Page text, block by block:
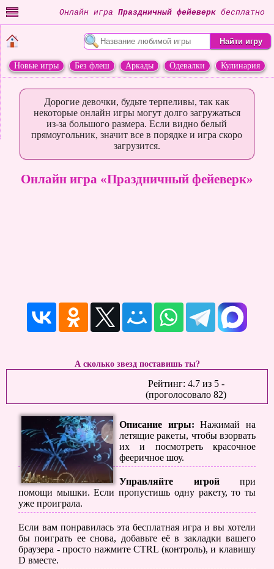
Онлайн игра Праздничный фейеверк бесплатно
Новые игры Без флеш Аркады Одевалки
Кулинария
Дорогие девочки, будьте терпеливы, так как
некоторые онлайн игры могут долго загружаться
из-за большого размера. Если видно белый
прямоугольник, значит все в порядке и игра скоро
загрузится.
Онлайн игра «Праздничный фейеверк»
А сколько звезд поставишь ты?
Рейтинг: 4.7из 5-
(проголосовало 82)
Описание игры: Нажимай на
летящие ракеты, чтобы взорвать
их и посмотреть красочное
фееричное шоу.
Управляйте игройпри
помощи мышки. Если пропустишь одну ракету, то ты
уже проиграла.
Если вам понравилась эта бесплатная игра и вы хотели
бы поиграть ее снова, добавьте её в закладки вашего
браузера - просто нажмите CTRL (контроль), и клавишу
D вместе.